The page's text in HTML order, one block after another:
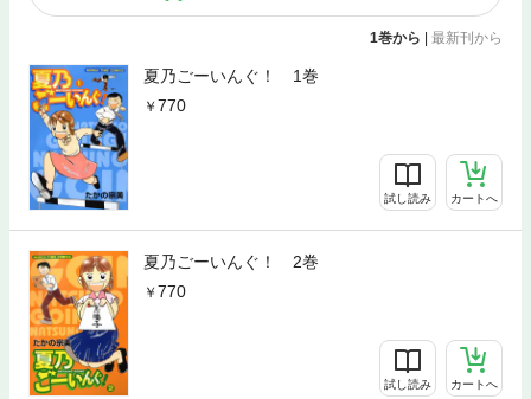
1巻から | 最新刊から
夏乃ごーいんぐ！ 1巻
770
試し読み カートへ
夏乃ごーいんぐ！ 2巻
770
試し読み カートへ